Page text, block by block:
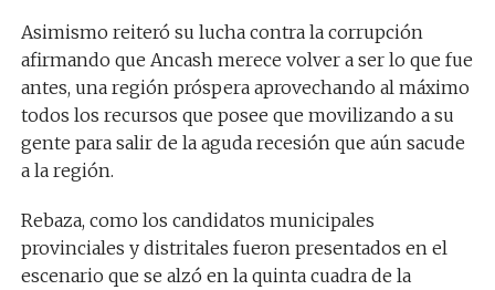
Asimismo reiteró su lucha contra la corrupción
afirmando que Ancash merece volver a ser lo que fue
antes, una región próspera aprovechando al máximo
todos los recursos que posee que movilizando a su
gente para salir de la aguda recesión que aún sacude
a la región.
Rebaza, como los candidatos municipales
provinciales y distritales fueron presentados en el
escenario que se alzó en la quinta cuadra de la